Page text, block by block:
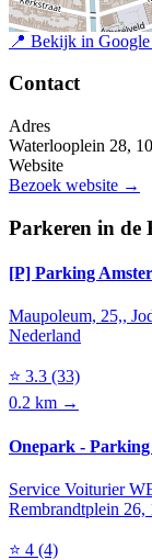
📍 Bekijk in Google
Contact
Adres
Waterlooplein 28,
Website
Bezoek website →
Parkeren in de
[P] Parking
Maupoleum, 25,,
Nederland
⭐ 3.3 (33)
0.2 km →
Onepark -
Service Voiturier
Rembrandtplein 26,
⭐ 4 (4)